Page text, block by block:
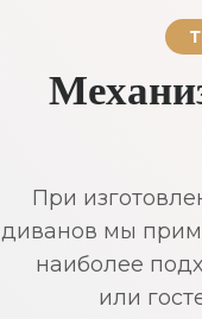
При
диванов мы
наиболее
или